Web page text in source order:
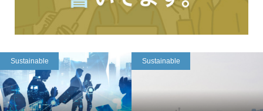
Sustainable Sustainable